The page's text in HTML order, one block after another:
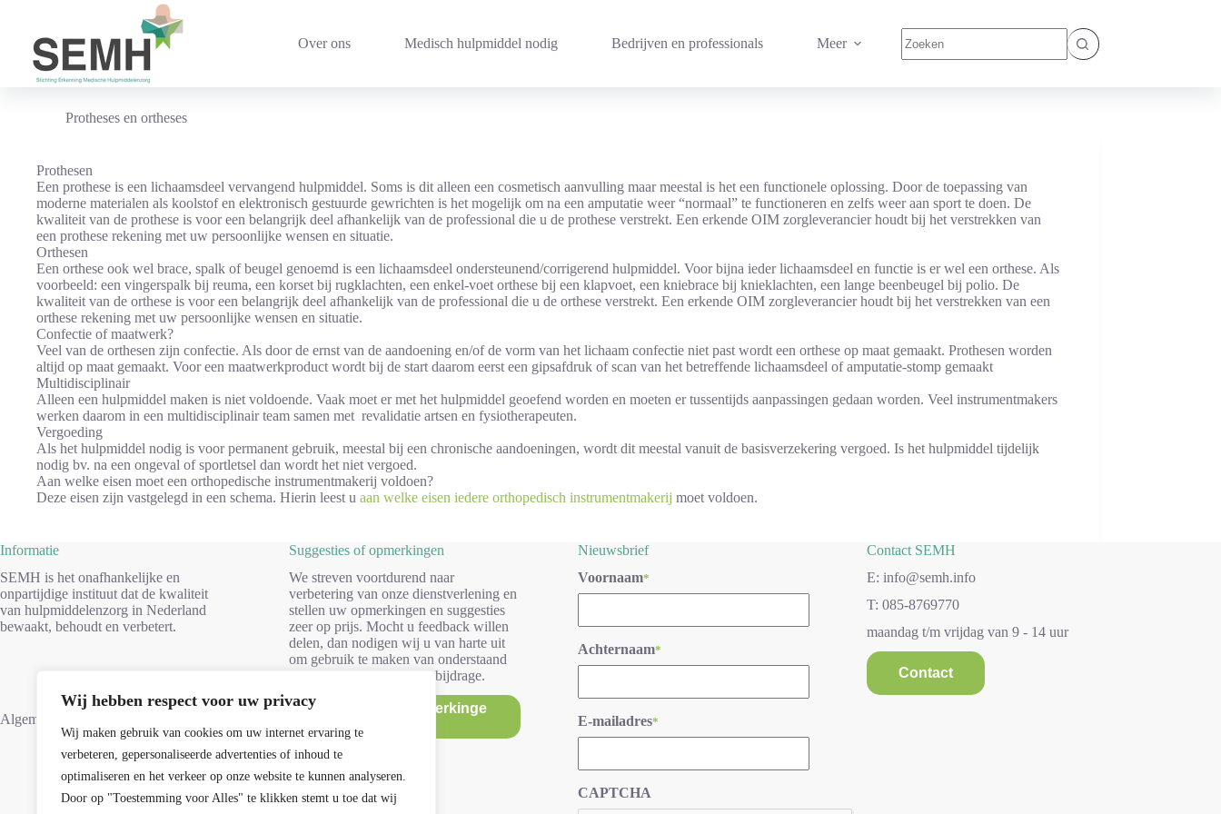
Wij hebben respect voor uw privacy
Wij maken gebruik van cookies om uw internet ervaring te
verbeteren, gepersonaliseerde advertenties of inhoud te
optimaliseren en het verkeer op onze website te kunnen analyseren.
Door op "Toestemming voor Alles" te klikken stemt u toe dat wij
inhoud
Over ons Medisch hulpmiddel nodig Bedrijven en professionals Meer
resultaten
Protheses en ortheses
Prothesen
Een prothese is een lichaamsdeel vervangend hulpmiddel. Soms is dit alleen een cosmetisch aanvulling maar meestal is het een functionele oplossing. Door de toepassing van
moderne materialen als koolstof en elektronisch gestuurde gewrichten is het mogelijk om na een amputatie weer “normaal” te functioneren en zelfs weer aan sport te doen. De
kwaliteit van de prothese is voor een belangrijk deel afhankelijk van de professional die u de prothese verstrekt. Een erkende OIM zorgleverancier houdt bij het verstrekken van
een prothese rekening met uw persoonlijke wensen en situatie.
Orthesen
Een orthese ook wel brace, spalk of beugel genoemd is een lichaamsdeel ondersteunend/corrigerend hulpmiddel. Voor bijna ieder lichaamsdeel en functie is er wel een orthese. Als
voorbeeld: een vingerspalk bij reuma, een korset bij rugklachten, een enkel-voet orthese bij een klapvoet, een kniebrace bij knieklachten, een lange beenbeugel bij polio. De
kwaliteit van de orthese is voor een belangrijk deel afhankelijk van de professional die u de orthese verstrekt. Een erkende OIM zorgleverancier houdt bij het verstrekken van een
orthese rekening met uw persoonlijke wensen en situatie.
Confectie of maatwerk?
Veel van de orthesen zijn confectie. Als door de ernst van de aandoening en/of de vorm van het lichaam confectie niet past wordt een orthese op maat gemaakt. Prothesen worden
altijd op maat gemaakt. Voor een maatwerkproduct wordt bij de start daarom eerst een gipsafdruk of scan van het betreffende lichaamsdeel of amputatie-stomp gemaakt
Multidisciplinair
Alleen een hulpmiddel maken is niet voldoende. Vaak moet er met het hulpmiddel geoefend worden en moeten er tussentijds aanpassingen gedaan worden. Veel instrumentmakers
werken daarom in een multidisciplinair team samen met revalidatie artsen en fysiotherapeuten.
Vergoeding
Als het hulpmiddel nodig is voor permanent gebruik, meestal bij een chronische aandoeningen, wordt dit meestal vanuit de basisverzekering vergoed. Is het hulpmiddel tijdelijk
nodig bv. na een ongeval of sportletsel dan wordt het niet vergoed.
Aan welke eisen moet een orthopedische instrumentmakerij voldoen?
Deze eisen zijn vastgelegd in een schema. Hierin leest u aan welke eisen iedere orthopedisch instrumentmakerij moet voldoen.
Informatie
SEMH is het onafhankelijke en
onpartijdige instituut dat de kwaliteit
van hulpmiddelenzorg in Nederland
bewaakt, behoudt en verbetert.
Algemene voorwaarden
Suggesties of opmerkingen
We streven voortdurend naar
verbetering van onze dienstverlening en
stellen uw opmerkingen en suggesties
zeer op prijs. Mocht u feedback willen
delen, dan nodigen wij u van harte uit
om gebruik te maken van onderstaand
formulier. Dank voor uw bijdrage.
Suggesties/opmerkinge
Nieuwsbrief
Voornaam*
Achternaam*
E-mailadres*
CAPTCHA
Contact SEMH
E: info@semh.info
T: 085-8769770
maandag t/m vrijdag van 9 - 14 uur
Contact